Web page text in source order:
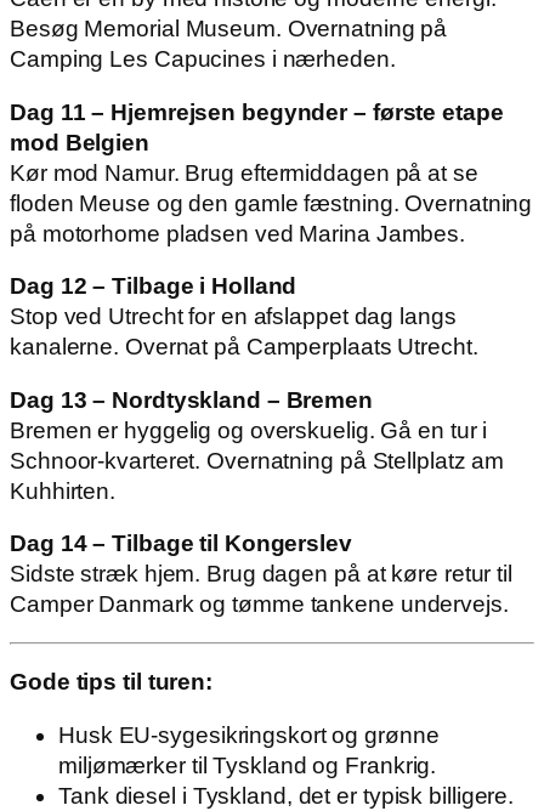
Besøg Memorial Museum. Overnatning på
Camping Les Capucines i nærheden.
Dag 11 – Hjemrejsen begynder – første etape
mod Belgien
Kør mod Namur. Brug eftermiddagen på at se
floden Meuse og den gamle fæstning. Overnatning
på motorhome pladsen ved Marina Jambes.
Dag 12 – Tilbage i Holland
Stop ved Utrecht for en afslappet dag langs
kanalerne. Overnat på Camperplaats Utrecht.
Dag 13 – Nordtyskland – Bremen
Bremen er hyggelig og overskuelig. Gå en tur i
Schnoor-kvarteret. Overnatning på Stellplatz am
Kuhhirten.
Dag 14 – Tilbage til Kongerslev
Sidste stræk hjem. Brug dagen på at køre retur til
Camper Danmark og tømme tankene undervejs.
Gode tips til turen:
Husk EU-sygesikringskort og grønne
miljømærker til Tyskland og Frankrig.
Tank diesel i Tyskland, det er typisk billigere.